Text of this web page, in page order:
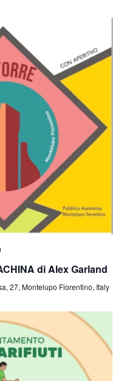
di Alex Garland
27, Montelupo Fiorentino, Italy